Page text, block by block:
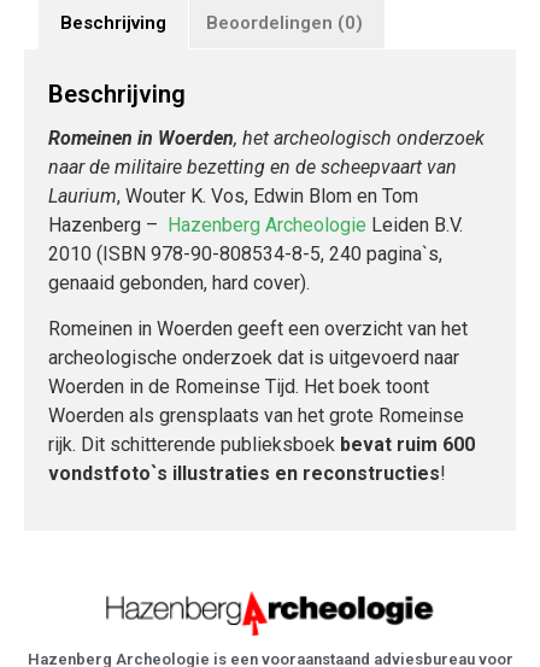
Beschrijving Beoordelingen (0)
Beschrijving
Romeinen in Woerden, het archeologisch onderzoek
naar de militaire bezetting en de scheepvaart van
Laurium, Wouter K. Vos, Edwin Blom en Tom
Hazenberg – Hazenberg Archeologie Leiden B.V.
2010 (ISBN 978-90-808534-8-5, 240 pagina`s,
genaaid gebonden, hard cover).
Romeinen in Woerden geeft een overzicht van het
archeologische onderzoek dat is uitgevoerd naar
Woerden in de Romeinse Tijd. Het boek toont
Woerden als grensplaats van het grote Romeinse
rijk. Dit schitterende publieksboek bevat ruim 600
vondstfoto`s illustraties en reconstructies!
Hazenberg Archeologie is een vooraanstaand adviesbureau voor